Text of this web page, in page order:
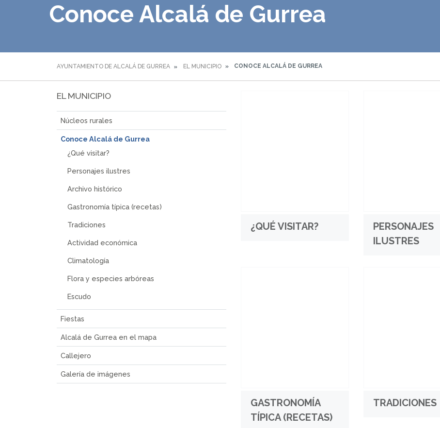
Conoce Alcalá de Gurrea
AYUNTAMIENTO DE ALCALÁ DE GURREA EL MUNICIPIO CONOCE ALCALÁ DE GURREA
EL MUNICIPIO
Núcleos rurales
Conoce Alcalá de Gurrea
¿Qué visitar?
Personajes ilustres
Archivo histórico
Gastronomía típica (recetas)
Tradiciones
Actividad económica
Climatología
Flora y especies arbóreas
Escudo
Fiestas
Alcalá de Gurrea en el mapa
Callejero
Galería de imágenes
¿QUÉ VISITAR?
PERSONAJES
ILUSTRES
GASTRONOMÍA
TÍPICA (RECETAS)
TRADICIONES